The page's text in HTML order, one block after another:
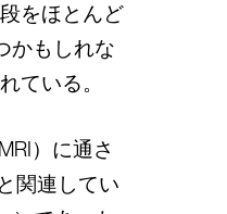
をほとんど
かもしれな
ている。
）に通さ
関連してい